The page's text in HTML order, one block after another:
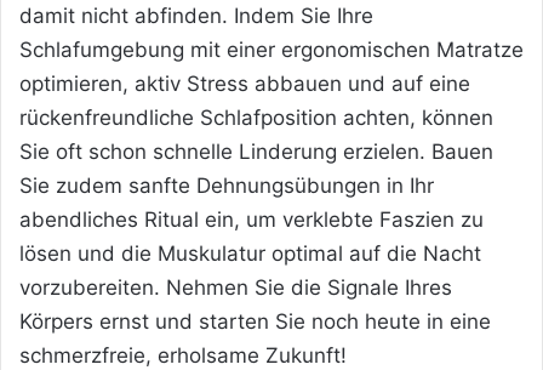
damit nicht abfinden. Indem Sie Ihre
Schlafumgebung mit einer ergonomischen Matratze
optimieren, aktiv Stress abbauen und auf eine
rückenfreundliche Schlafposition achten, können
Sie oft schon schnelle Linderung erzielen. Bauen
Sie zudem sanfte Dehnungsübungen in Ihr
abendliches Ritual ein, um verklebte Faszien zu
lösen und die Muskulatur optimal auf die Nacht
vorzubereiten. Nehmen Sie die Signale Ihres
Körpers ernst und starten Sie noch heute in eine
schmerzfreie, erholsame Zukunft!